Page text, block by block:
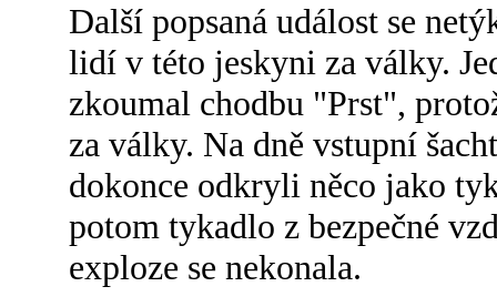
Další popsaná událost se
lidí v této jeskyni za války.
zkoumal chodbu "Prst",
za války. Na dně vstupní
dokonce odkryli něco jako
potom tykadlo z bezpečné
exploze se nekonala.